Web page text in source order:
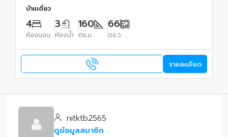
บ้านเดี่ยว
4
ห้องนอน
3
ห้องน้ำ
160
ตร.ม.
66
ตร.ว.
รายละเอียด
nitktb2565
ดูข้อมูลสมาชิก